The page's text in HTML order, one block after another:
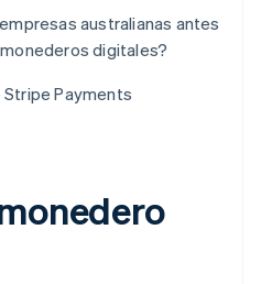
australianas antes
digitales?
Payments